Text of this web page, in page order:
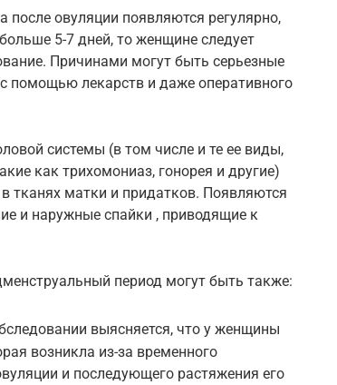
после овуляции появляются регулярно,
5-7 дней, то женщине следует
Причинами могут быть серьезные
помощью лекарств и даже оперативного
системы (в том числе и те ее виды,
как трихомониаз, гонорея и другие)
тканях матки и придатков. Появляются
и наружные спайки , приводящие к
период могут быть также:
выясняется, что у женщины
возникла из-за временного
и последующего растяжения его